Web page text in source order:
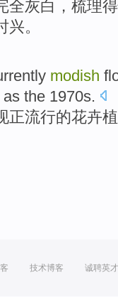
全灰白 ，梳理
。
modish
the 1970s.
正流行的花卉
技术博客 诚聘英才